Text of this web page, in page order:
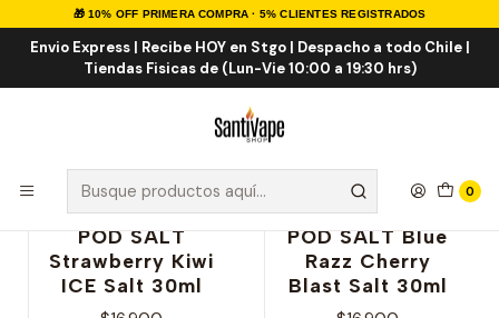
🎁 10% OFF PRIMERA COMPRA · 5% CLIENTES REGISTRADOS
Envio Express | Recibe HOY en Stgo | Despacho a todo Chile |
Tiendas Fisicas de (Lun-Vie 10:00 a 19:30 hrs)
0
Inicio Sales de Nicotina Salt Frutal ICE
Salt Frutal ICE
POD SALT
POD SALT
Strawberry Kiwi
ICE Salt 30ml
POD SALT
POD SALT Blue
Razz Cherry
Blast Salt 30ml